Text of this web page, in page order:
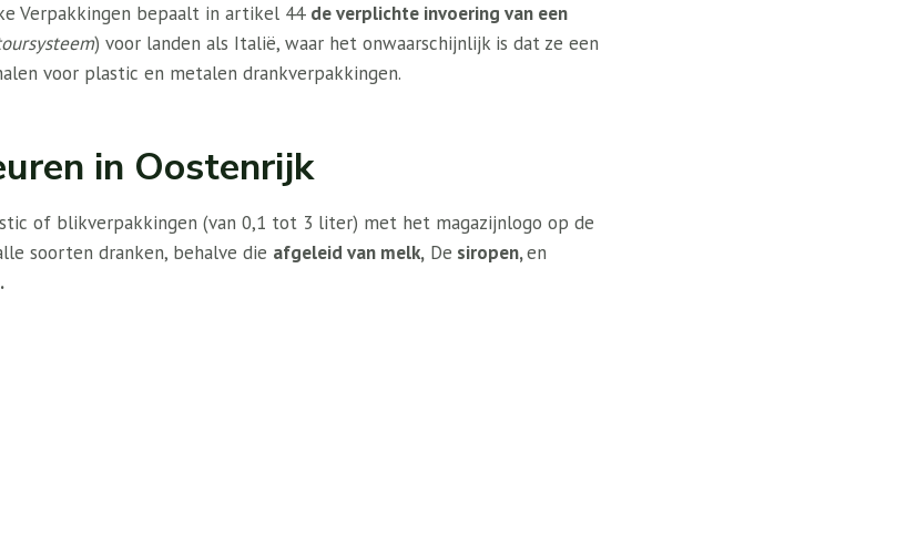
Verpakkingen bepaalt in artikel 44 de verplichte invoering van een
) voor landen als Italië, waar het onwaarschijnlijk is dat ze een
voor plastic en metalen drankverpakkingen.
in Oostenrijk
of blikverpakkingen (van 0,1 tot 3 liter) met het magazijnlogo op de
soorten dranken, behalve die afgeleid van melk, De siropen,en